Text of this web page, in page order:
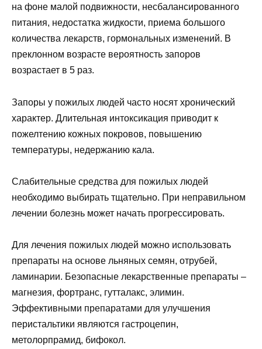
на фоне малой подвижности, несбалансированного
питания, недостатка жидкости, приема большого
количества лекарств, гормональных изменений. В
преклонном возрасте вероятность запоров
возрастает в 5 раз.
Запоры у пожилых людей часто носят хронический
характер. Длительная интоксикация приводит к
пожелтению кожных покровов, повышению
температуры, недержанию кала.
Слабительные средства для пожилых людей
необходимо выбирать тщательно. При неправильном
лечении болезнь может начать прогрессировать.
Для лечения пожилых людей можно использовать
препараты на основе льняных семян, отрубей,
ламинарии. Безопасные лекарственные препараты –
магнезия, фортранс, гутталакс, элимин.
Эффективными препаратами для улучшения
перистальтики являются гастроцепин,
метолорпрамид, бифокол.